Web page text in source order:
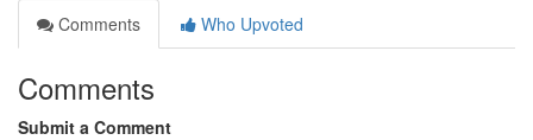
Comments
Who Upvoted
Comments
Submit a Comment